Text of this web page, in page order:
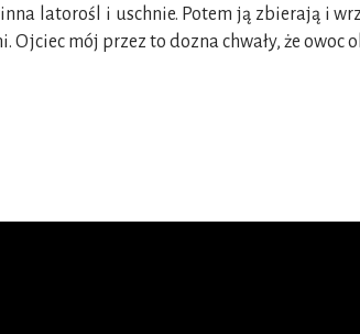
latorośl i uschnie. Potem ją zbierają i
Ojciec mój przez to dozna chwały, że